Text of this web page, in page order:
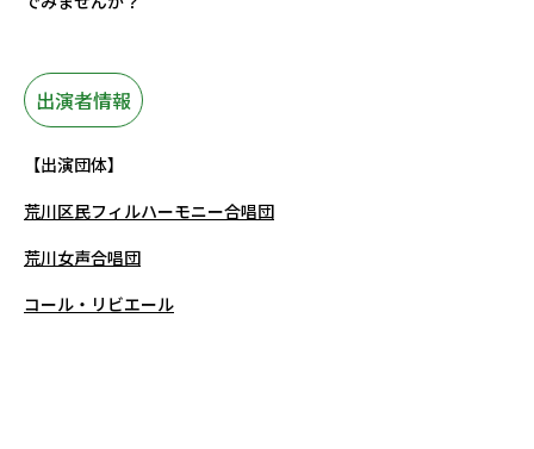
出演者情報
【出演団体】
荒川区民フィルハーモニー合唱団
荒川女声合唱団
コール・リビエール